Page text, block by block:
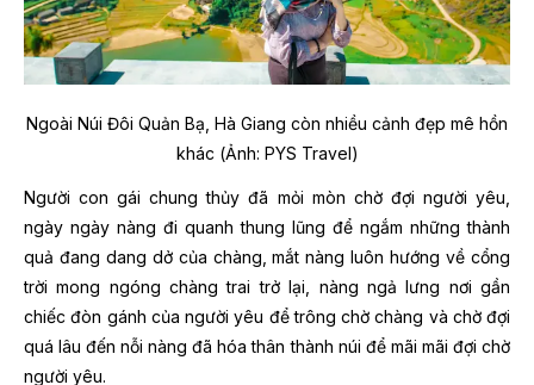
Ngoài Núi Đôi Quản Bạ, Hà Giang còn nhiều cảnh đẹp mê hồn
khác (Ảnh: PYS Travel)
Người con gái chung thủy đã mỏi mòn chờ đợi người yêu,
ngày ngày nàng đi quanh thung lũng để ngắm những thành
quả đang dang dở của chàng, mắt nàng luôn hướng về cổng
trời mong ngóng chàng trai trở lại, nàng ngả lưng nơi gần
chiếc đòn gánh của người yêu để trông chờ chàng và chờ đợi
quá lâu đến nỗi nàng đã hóa thân thành núi để mãi mãi đợi chờ
người yêu.